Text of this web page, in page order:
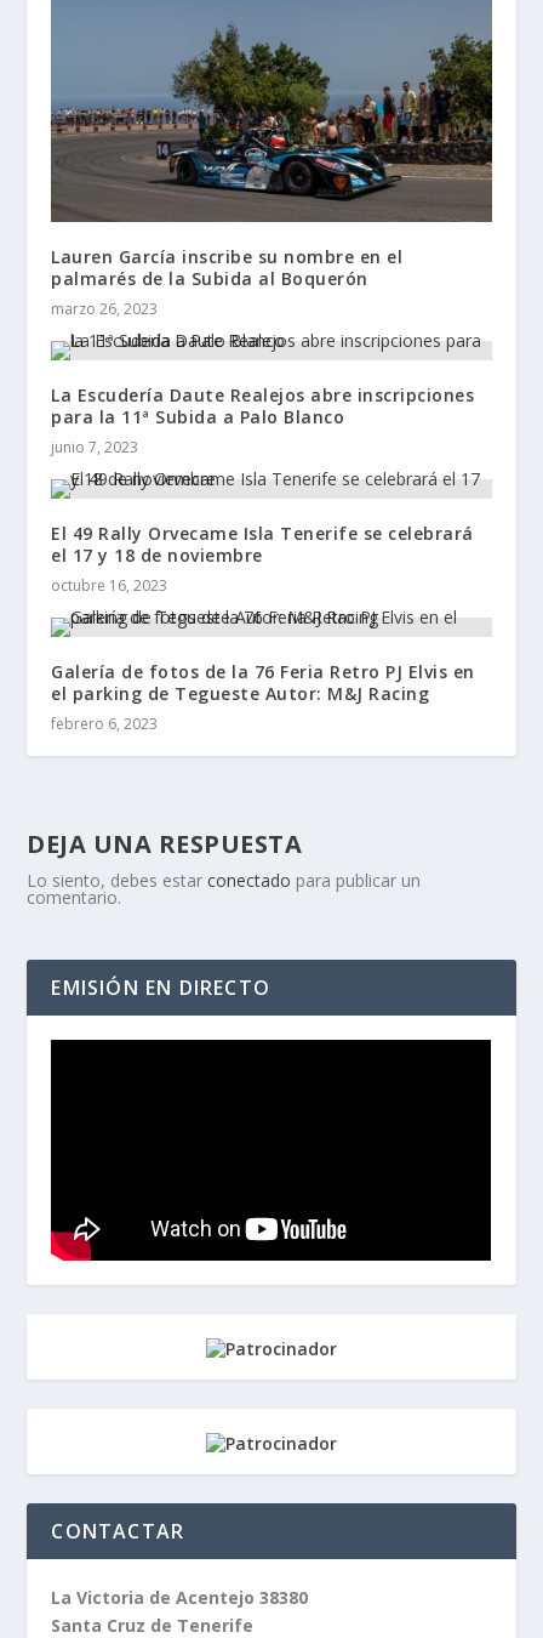
Lauren García inscribe su nombre en el
palmarés de la Subida al Boquerón
marzo 26, 2023
La Escudería Daute Realejos abre inscripciones
para la 11ª Subida a Palo Blanco
junio 7, 2023
El 49 Rally Orvecame Isla Tenerife se celebrará
el 17 y 18 de noviembre
octubre 16, 2023
Galería de fotos de la 76 Feria Retro PJ Elvis en
el parking de Tegueste Autor: M&J Racing
febrero 6, 2023
DEJA UNA RESPUESTA
Lo siento, debes estarconectado para publicar un
comentario.
EMISIÓN EN DIRECTO
CONTACTAR
La Victoria de Acentejo 38380
Santa Cruz de Tenerife